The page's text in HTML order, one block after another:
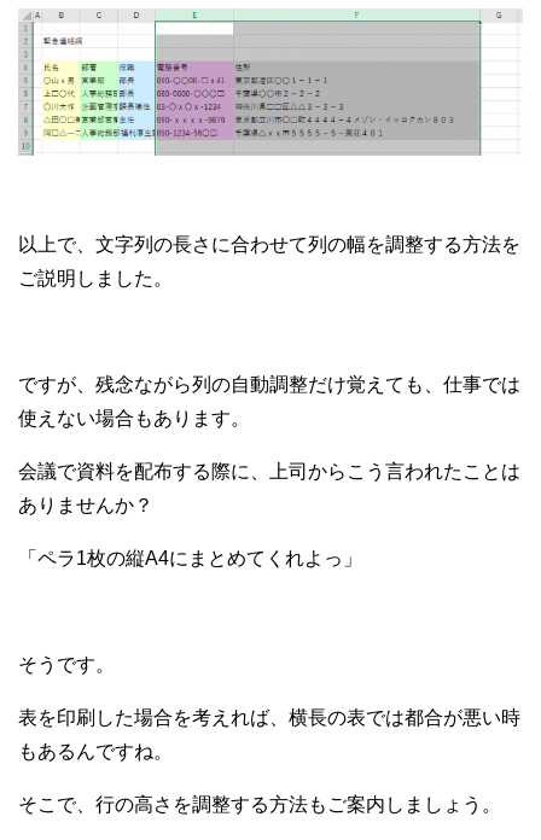
以上で、文字列の長さに合わせて列の幅を調整する方法を
ご説明しました。
ですが、残念ながら列の自動調整だけ覚えても、仕事では
使えない場合もあります。
会議で資料を配布する際に、上司からこう言われたことは
ありませんか？
「ペラ1枚の縦A4にまとめてくれよっ」
そうです。
表を印刷した場合を考えれば、横長の表では都合が悪い時
もあるんですね。
そこで、行の高さを調整する方法もご案内しましょう。